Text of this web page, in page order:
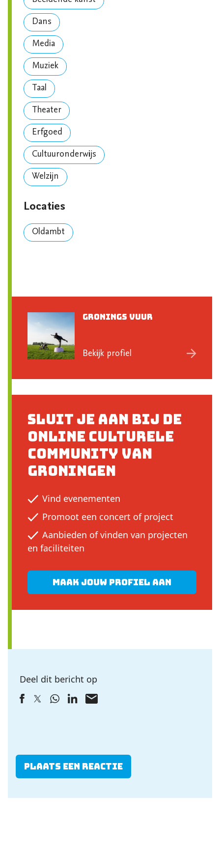
Dans
Media
Muziek
Taal
Theater
Erfgoed
Cultuuronderwijs
Welzijn
Locaties
Oldambt
Gronings Vuur
Bekijk profiel
Sluit je aan bij de
online culturele
community van
Groningen
Vind evenementen
Promoot een concert of project
Aanbieden of vinden van projecten
en faciliteiten
Maak jouw profiel aan
Deel dit bericht op
Plaats een reactie